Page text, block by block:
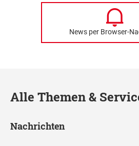
News per Browser-
Alle Themen &
Nachrichten